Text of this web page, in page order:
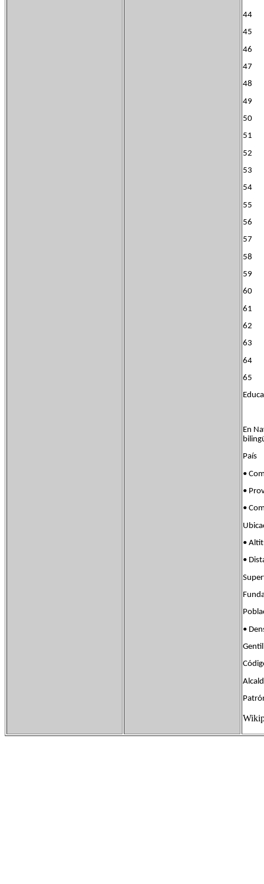
44
45
46
47
48
49
50
51
52
53
54
55
56
57
58
59
60
61
62
63
64
65
En
País
•
•
•
•
•
•